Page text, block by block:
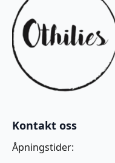
Kontakt oss
Åpningstider: